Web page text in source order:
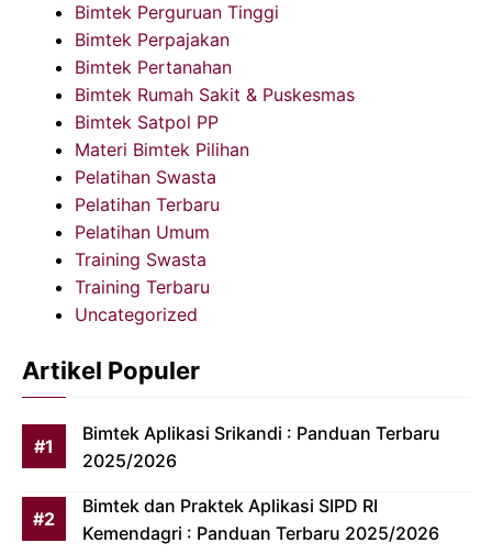
Bimtek Perguruan Tinggi
Bimtek Perpajakan
Bimtek Pertanahan
Bimtek Rumah Sakit & Puskesmas
Bimtek Satpol PP
Materi Bimtek Pilihan
Pelatihan Swasta
Pelatihan Terbaru
Pelatihan Umum
Training Swasta
Training Terbaru
Uncategorized
Artikel Populer
Bimtek Aplikasi Srikandi : Panduan Terbaru
2025/2026
Bimtek dan Praktek Aplikasi SIPD RI
Kemendagri : Panduan Terbaru 2025/2026